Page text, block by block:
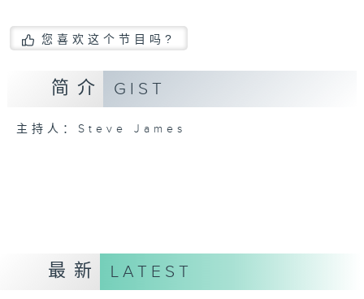
您喜欢这个节目吗?
简介 GIST
主持人：Steve James
最新 LATEST